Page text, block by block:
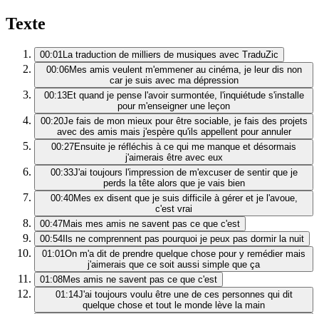
Texte
00:01La traduction de milliers de musiques avec TraduZic
00:06Mes amis veulent m'emmener au cinéma, je leur dis non
car je suis avec ma dépression
00:13Et quand je pense l'avoir surmontée, l'inquiétude s'installe
pour m'enseigner une leçon
00:20Je fais de mon mieux pour être sociable, je fais des projets
avec des amis mais j'espère qu'ils appellent pour annuler
00:27Ensuite je réfléchis à ce qui me manque et désormais
j'aimerais être avec eux
00:33J'ai toujours l'impression de m'excuser de sentir que je
perds la tête alors que je vais bien
00:40Mes ex disent que je suis difficile à gérer et je l'avoue,
c'est vrai
00:47Mais mes amis ne savent pas ce que c'est
00:54 Ils ne comprennent pas pourquoi je peux pas dormir la nuit
01:01On m'a dit de prendre quelque chose pour y remédier mais
j'aimerais que ce soit aussi simple que ça
01:08Mes amis ne savent pas ce que c'est
01:14J'ai toujours voulu être une de ces personnes qui dit
quelque chose et tout le monde lève la main